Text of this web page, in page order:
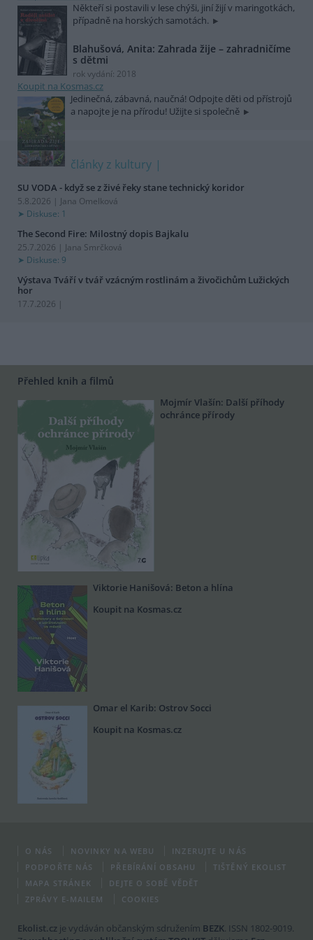
Někteří si postavili v lese chýši, jiní žijí v maringotkách,
případně na horských samotách.
Blahušová, Anita: Zahrada žije – zahradničíme
s dětmi
rok vydání: 2018
Koupit na Kosmas.cz
Jedinečná, zábavná, naučná! Odpojte děti od přístrojů
a napojte je na přírodu! Užijte si společně
články z kultury
SU VODA - když se z živé řeky stane technický koridor
5.8.2026 | Jana Omelková
Diskuse: 1
The Second Fire: Milostný dopis Bajkalu
25.7.2026 | Jana Smrčková
Diskuse: 9
Výstava Tváří v tvář vzácným rostlinám a živočichům Lužických
hor
17.7.2026 |
Přehled knih a filmů
Mojmír Vlašín: Další příhody
ochránce přírody
Viktorie Hanišová: Beton a hlína
Koupit na Kosmas.cz
Omar el Karib: Ostrov Socci
Koupit na Kosmas.cz
O NÁS NOVINKY NA WEBU
INZERUJTE U NÁS
PODPOŘTE NÁS
PŘEBÍRÁNÍ OBSAHU
TIŠTĚNÝ EKOLIST
MAPA STRÁNEK
DEJTE O SOBĚ VĚDĚT
ZPRÁVY E-MAILEM
COOKIES
Ekolist.cz je vydáván občanským sdružením BEZK . ISSN 1802-9019.